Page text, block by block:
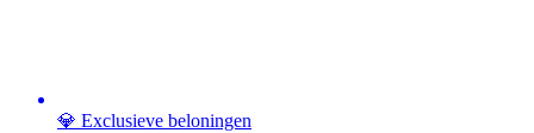
💎 Exclusieve beloningen